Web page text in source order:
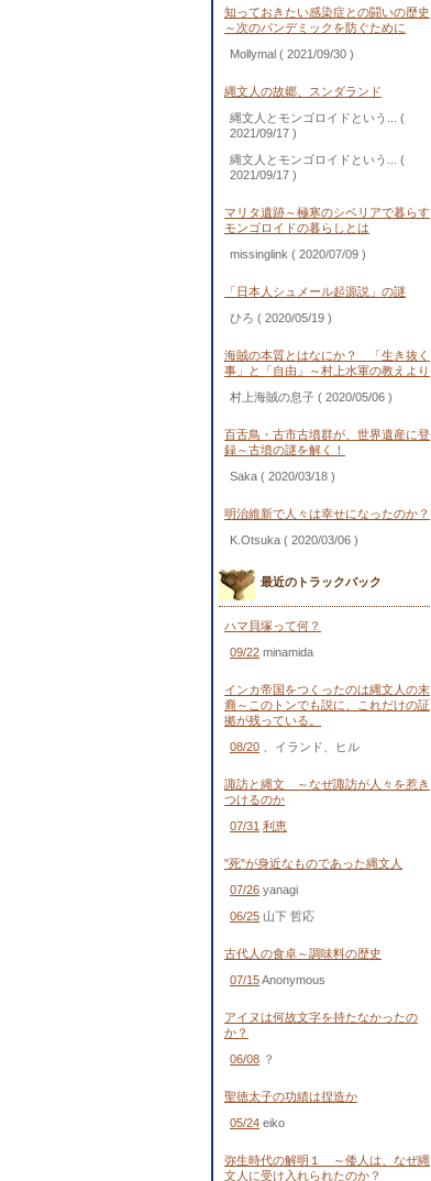
知っておきたい感染症との闘いの歴史
～次のパンデミックを防ぐために
Mollymal ( 2021/09/30 )
縄文人の故郷、スンダランド
縄文人とモンゴロイドという... (
2021/09/17 )
縄文人とモンゴロイドという... (
2021/09/17 )
マリタ遺跡～極寒のシベリアで暮らす
モンゴロイドの暮らしとは
missinglink ( 2020/07/09 )
「日本人シュメール起源説」の謎
ひろ ( 2020/05/19 )
海賊の本質とはなにか？ 「生き抜く
事」と「自由」～村上水軍の教えより
村上海賊の息子 ( 2020/05/06 )
百舌鳥・古市古墳群が、世界遺産に登
録～古墳の謎を解く！
Saka ( 2020/03/18 )
明治維新で人々は幸せになったのか？
K.Otsuka ( 2020/03/06 )
最近のトラックバック
ハマ貝塚って何？
09/22 minamida
インカ帝国をつくったのは縄文人の末
裔～このトンでも説に、これだけの証
拠が残っている。
08/20
、イランド、ヒル
諏訪と縄文 ～なぜ諏訪が人々を惹き
つけるのか
07/31 利恵
"死"が身近なものであった縄文人
07/26 yanagi
06/25 山下 哲応
古代人の食卓～調味料の歴史
07/15Anonymous
アイヌは何故文字を持たなかったの
か？
06/08 ？
聖徳太子の功績は捏造か
05/24 eiko
弥生時代の解明１ ～倭人は、なぜ縄
文人に受け入れられたのか？